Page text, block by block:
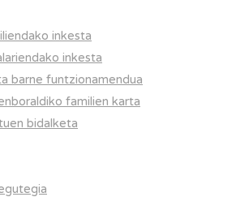
inkesta
inkesta
barne funtzionamendua
familien karta
bidalketa